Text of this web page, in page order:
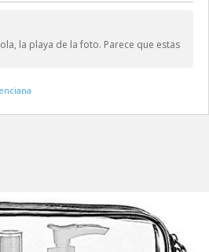
la playa de la foto. Parece que estas